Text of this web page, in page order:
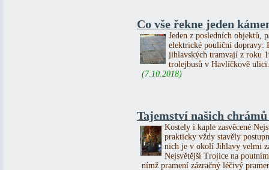
Co vše řekne jeden
Jeden z posledních objektů,
elektrické pouliční dopravy:
jihlavských tramvají z roku
trolejbusů v Havlíčkově
(7.10.2018)
Tajemství našich
Kostely i kaple zasvěcené
prakticky vždy stavěly
nich je v okolí Jihlavy velmi
Nejsvětější Trojice na
nímž pramení zázračný léčivý